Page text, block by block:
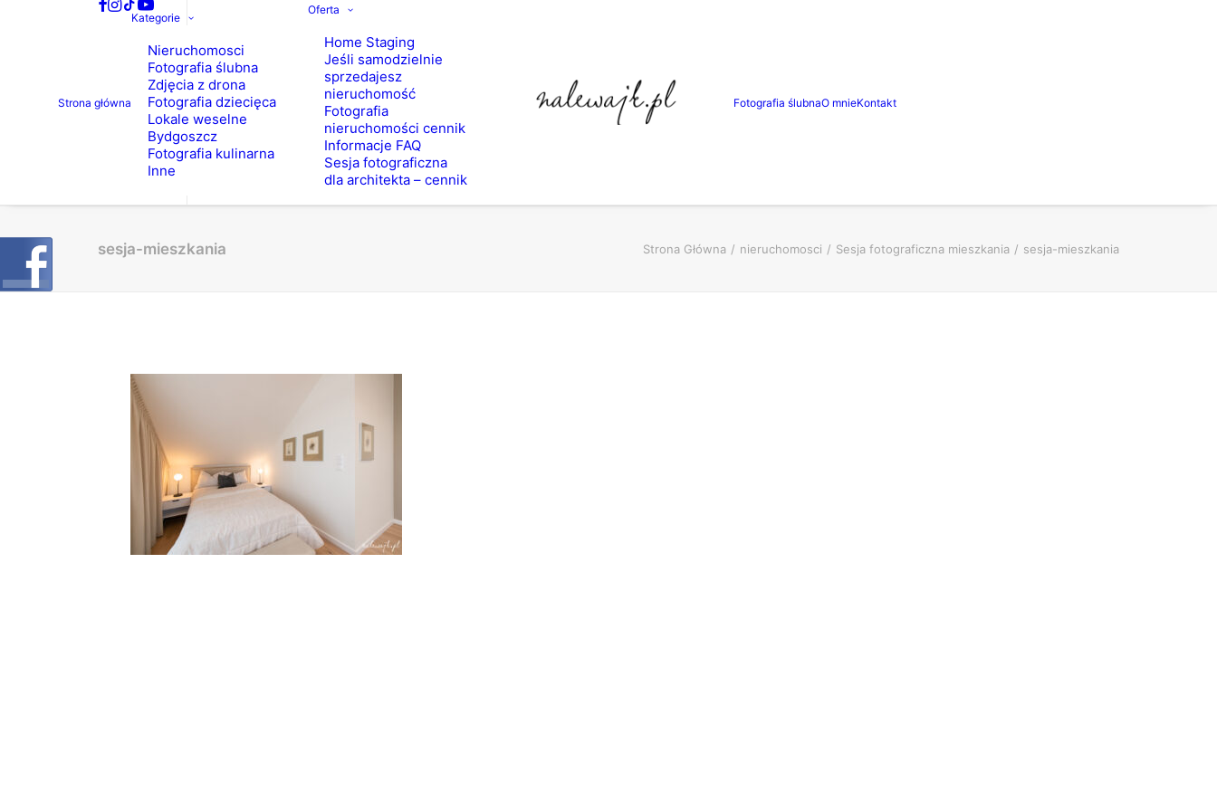
Strona główna
Kategorie
Nieruchomosci
Fotografia ślubna
Zdjęcia z drona
Fotografia dziecięca
Lokale weselne
Bydgoszcz
Fotografia kulinarna
Inne
Oferta
Home Staging
Jeśli samodzielnie
sprzedajesz
nieruchomość
Fotografia
nieruchomości cennik
Informacje FAQ
Sesja fotograficzna
dla architekta – cennik
Fotografia ślubnaO mnieKontakt
sesja-mieszkania Strona Główna nieruchomosci Sesja fotograficzna mieszkania sesja-mieszkania